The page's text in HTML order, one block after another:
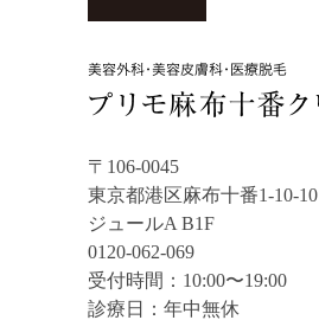
〒106-0045
東京都港区麻布十番1-10-10
ジュールA B1F
0120-062-069
受付時間：10:00〜19:00
診療日：年中無休